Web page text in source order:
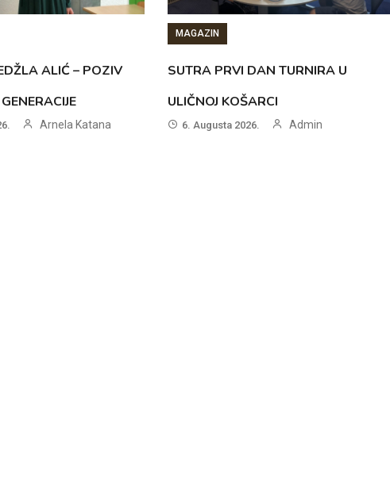
ALIĆ – POZIV
Arnela Katana
MAGAZIN
SUTRA PRVI DAN TURNIRA U
ULIČNOJ KOŠARCI
6. Augusta 2026. Admin